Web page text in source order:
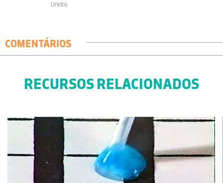
Unidos.
COMENTÁRIOS
RECURSOS RELACIONADOS